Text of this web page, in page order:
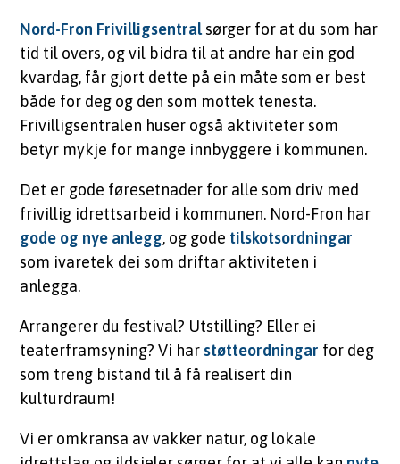
Nord-Fron Frivilligsentralsørger for at du som har
tid til overs, og vil bidra til at andre har ein god
kvardag, får gjort dette på ein måte som er best
både for deg og den som mottek tenesta.
Frivilligsentralen huser også aktiviteter som
betyr mykje for mange innbyggere i kommunen.
Det er gode føresetnader for alle som driv med
frivillig idrettsarbeid i kommunen. Nord-Fron har
gode og nye anlegg, og gode tilskotsordningar
som ivaretek dei som driftar aktiviteten i
anlegga.
Arrangerer du festival? Utstilling? Eller ei
teaterframsyning? Vi harstøtteordningar for deg
som treng bistand til å få realisert din
kulturdraum!
Vi er omkransa av vakker natur, og lokale